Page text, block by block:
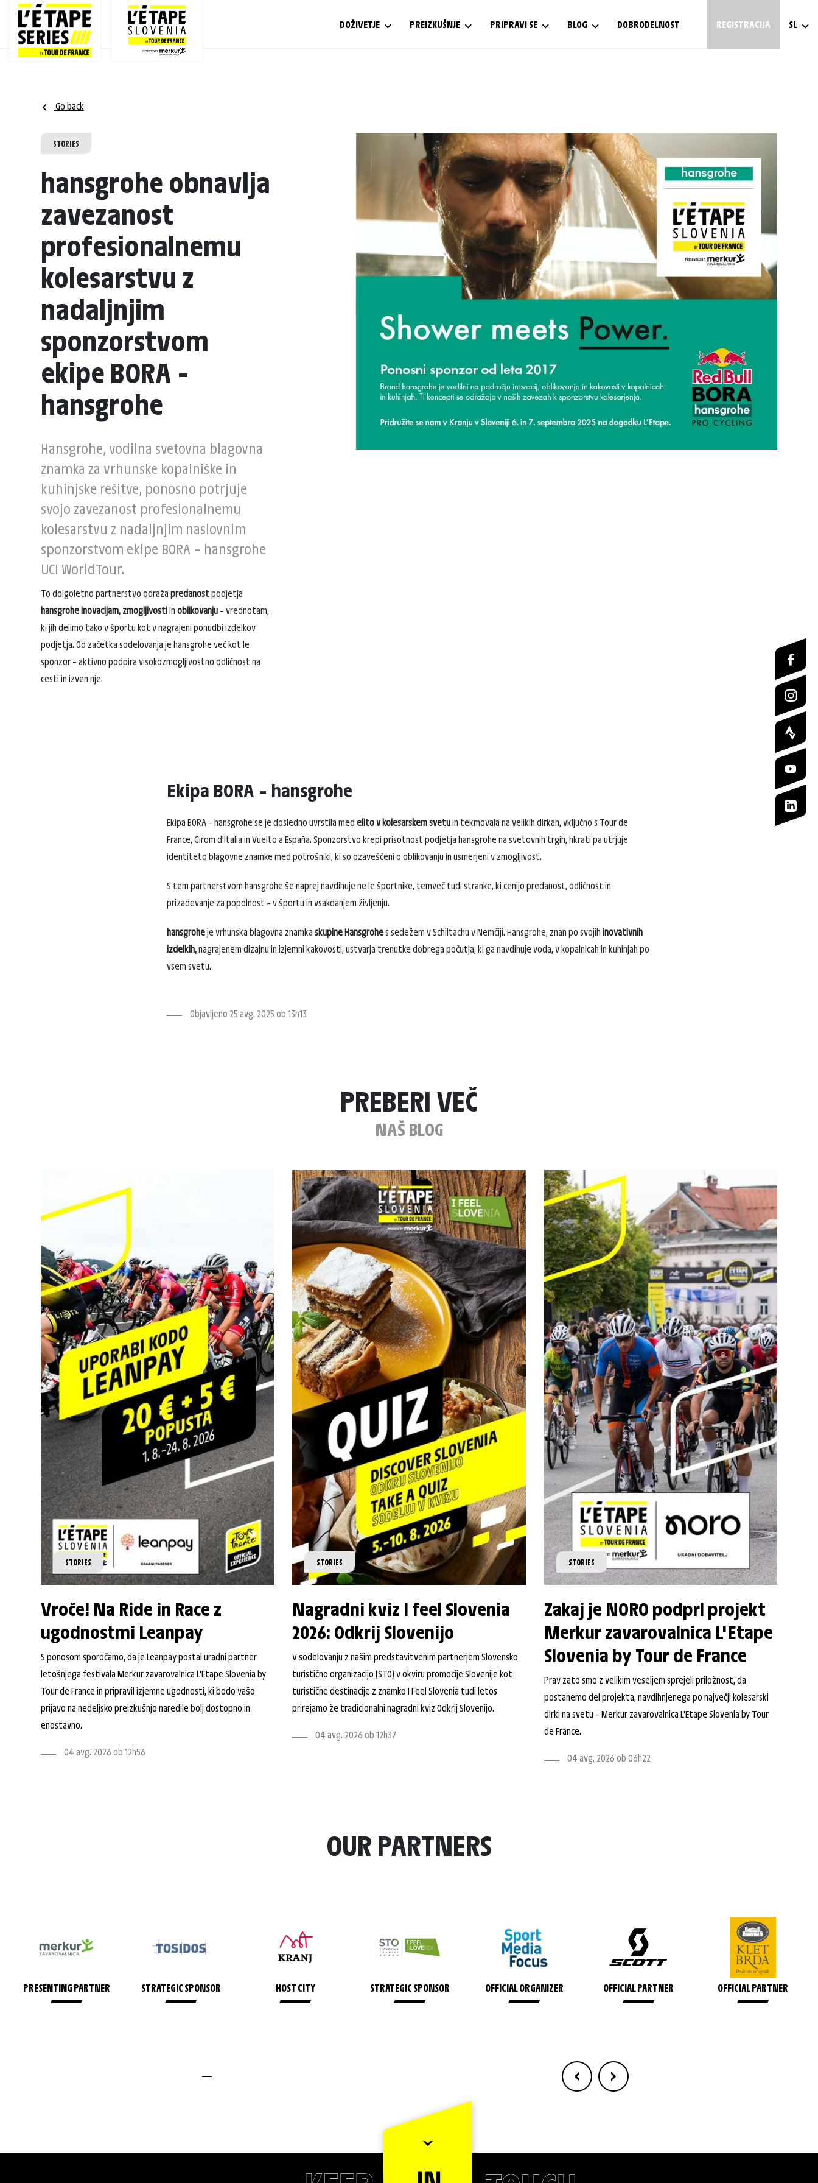
DOŽIVETJE PREIZKUŠNJE PRIPRAVI SE BLOG DOBRODELNOST REGISTRACIJA SL
Go back
STORIES
hansgrohe obnavlja
zavezanost
profesionalnemu
kolesarstvu z
nadaljnjim
sponzorstvom
ekipe BORA –
hansgrohe
Hansgrohe, vodilna svetovna blagovna
znamka za vrhunske kopalniške in
kuhinjske rešitve, ponosno potrjuje
svojo zavezanost profesionalnemu
kolesarstvu z nadaljnjim naslovnim
sponzorstvom ekipe BORA – hansgrohe
UCI WorldTour.
To dolgoletno partnerstvo odraža predanostpodjetja
hansgrohe inovacijam, zmogljivostiin oblikovanju – vrednotam,
ki jih delimo tako v športu kot v nagrajeni ponudbi izdelkov
podjetja. Od začetka sodelovanja je hansgrohe več kot le
sponzor – aktivno podpira visokozmogljivostno odličnost na
cesti in izven nje.
Ekipa BORA – hansgrohe
Ekipa BORA – hansgrohe se je dosledno uvrstila med elito v kolesarskem svetuin tekmovala na velikih dirkah, vključno s Tour de
France, Girom d'Italia in Vuelto a España. Sponzorstvo krepi prisotnost podjetja hansgrohe na svetovnih trgih, hkrati pa utrjuje
identiteto blagovne znamke med potrošniki, ki so ozaveščeni o oblikovanju in usmerjeni v zmogljivost.
S tem partnerstvom hansgrohe še naprej navdihuje ne le športnike, temveč tudi stranke, ki cenijo predanost, odličnost in
prizadevanje za popolnost – v športu in vsakdanjem življenju.
hansgroheje vrhunska blagovna znamka skupine Hansgrohes sedežem v Schiltachu v Nemčiji. Hansgrohe, znan po svojih inovativnih
izdelkih,nagrajenem dizajnu in izjemni kakovosti, ustvarja trenutke dobrega počutja, ki ga navdihuje voda, v kopalnicah in kuhinjah po
vsem svetu.
Objavljeno 25 avg. 2025 ob 13h13
PREBERI VEČ
NAŠ BLOG
STORIES
Vroče! Na Ride in Race z
ugodnostmi Leanpay
S ponosom sporočamo, da je Leanpay postal uradni partner
letošnjega festivala Merkur zavarovalnica L'Etape Slovenia by
Tour de France in pripravil izjemne ugodnosti, ki bodo vašo
prijavo na nedeljsko preizkušnjo naredile bolj dostopno in
enostavno.
04 avg. 2026 ob 12h56
STORIES
Nagradni kviz I feel Slovenia
2026: Odkrij Slovenijo
V sodelovanju z našim predstavitvenim partnerjem Slovensko
turistično organizacijo (STO) v okviru promocije Slovenije kot
turistične destinacije z znamko I Feel Slovenia tudi letos
prirejamo že tradicionalni nagradni kviz Odkrij Slovenijo.
04 avg. 2026 ob 12h37
STORIES
Zakaj je NORO podprl projekt
Merkur zavarovalnica L'Etape
Slovenia by Tour de France
Prav zato smo z velikim veseljem sprejeli priložnost, da
postanemo del projekta, navdihnjenega po največji kolesarski
dirki na svetu – Merkur zavarovalnica L'Etape Slovenia by Tour
de France.
04 avg. 2026 ob 06h22
OUR PARTNERS
PRESENTING PARTNER STRATEGIC SPONSOR HOST CITY STRATEGIC SPONSOR OFFICIAL ORGANIZER OFFICIAL PARTNER OFFICIAL PARTNER